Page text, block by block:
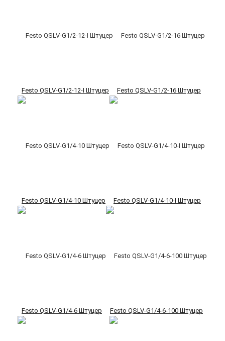
Festo QSLV-G1/2-12-I Штуцер Festo QSLV-G1/2-16 Штуцер
Festo QSLV-G1/4-10 Штуцер Festo QSLV-G1/4-10-I Штуцер
Festo QSLV-G1/4-6 Штуцер Festo QSLV-G1/4-6-100 Штуцер